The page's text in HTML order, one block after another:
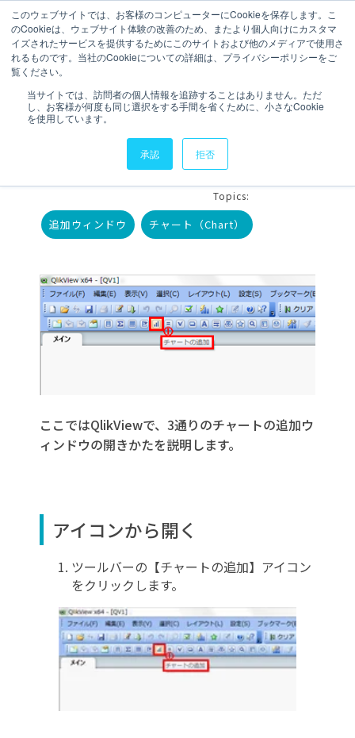
このウェブサイトでは、お客様のコンピューターにCookieを保存します。こ
のCookieは、ウェブサイト体験の改善のため、またより個人向けにカスタマ
イズされたサービスを提供するためにこのサイトおよび他のメディアで使用さ
れるものです。当社のCookieについての詳細は、プライバシーポリシーをご
覧ください。
当サイトでは、訪問者の個人情報を追跡することはありません。ただ
し、お客様が何度も同じ選択をする手間を省くために、小さなCookie
を使用しています。
承認 拒否
お問い合わせ
1 分で読むことができます。
【QlikView】チャートの
追加ウィンドウを開く
Topics:
追加ウィンドウ チャート（Chart）
ここではQlikViewで、3通りのチャートの追加ウ
ィンドウの開きかたを説明します。
アイコンから開く
ツールバーの【チャートの追加】アイコン
をクリックします。